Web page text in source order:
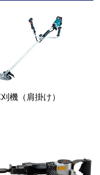
機（肩掛け）